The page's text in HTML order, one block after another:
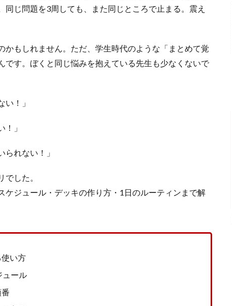
じ問題を3周しても、また同じところで止まる。震え
もしれません。ただ、学生時代のような「まとめて覚
です。ぼくと同じ悩みを抱えている先生も少なくないで
い！」
」
られない！」
でした。
ジュール・デッキの作り方・ 1 日のルーティンまで解
い方
ュール